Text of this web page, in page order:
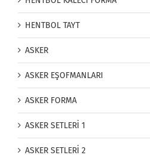
HENTBOL TAYT
ASKER
ASKER EŞOFMANLARI
ASKER FORMA
ASKER SETLERİ 1
ASKER SETLERİ 2